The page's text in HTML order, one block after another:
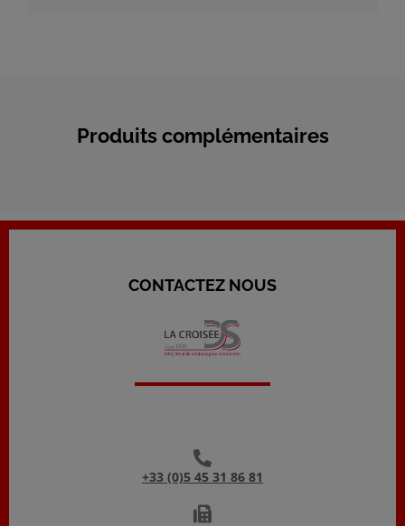
Produits complémentaires
CONTACTEZ NOUS
+33 (0)5 45 31 86 81